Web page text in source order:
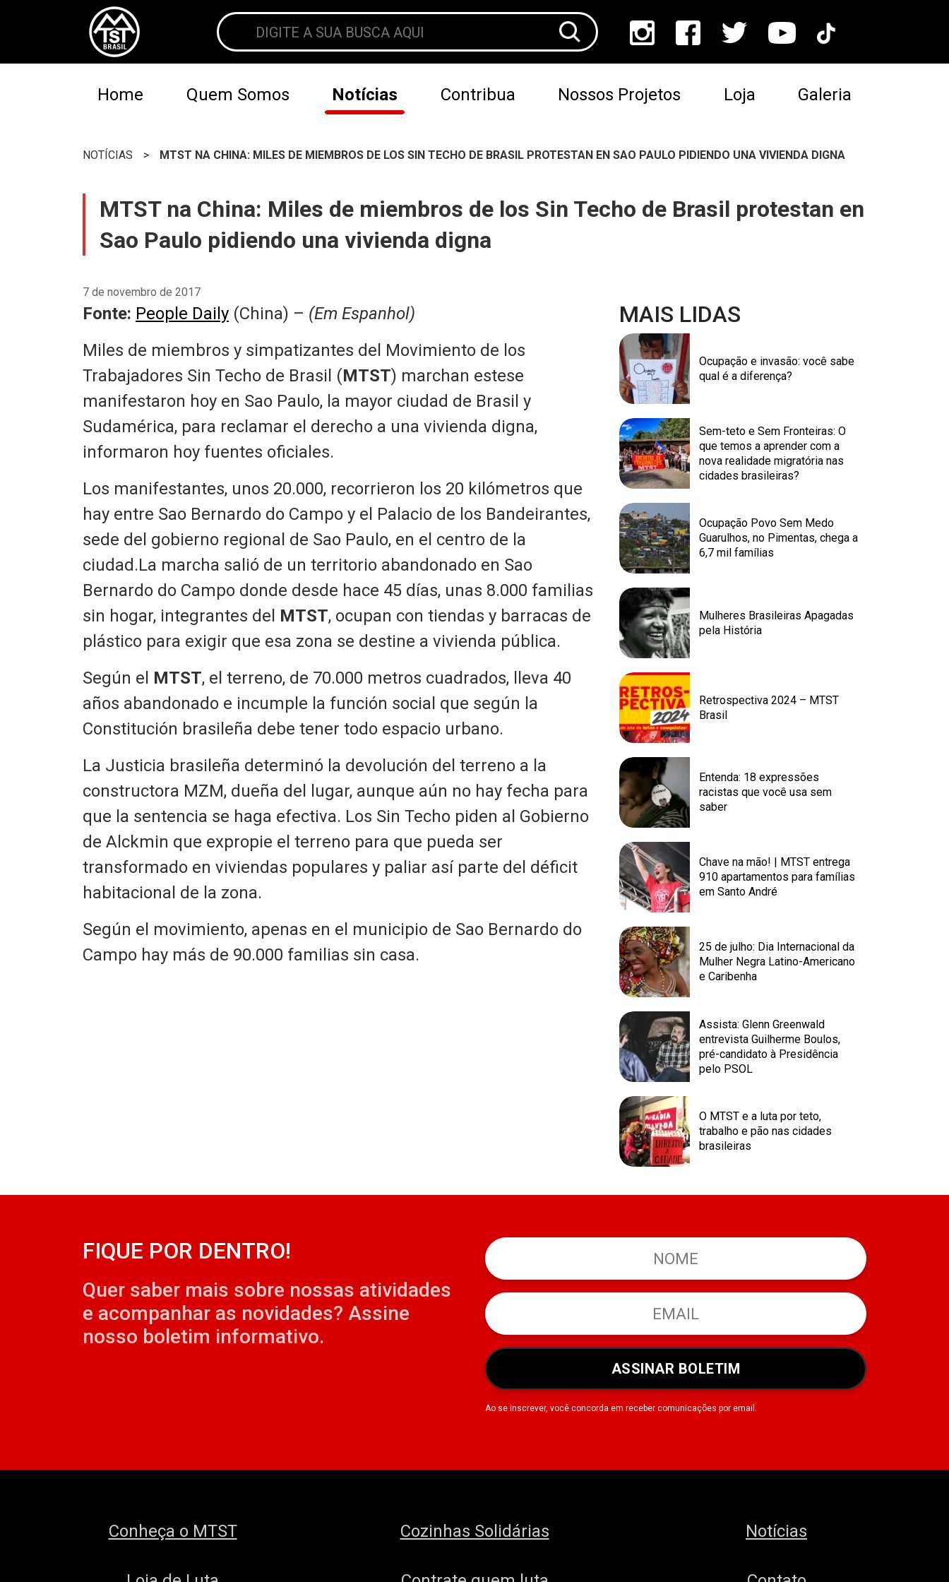
Home Quem Somos Notícias Contribua Nossos Projetos Loja Galeria
NOTÍCIAS > MTST NA CHINA: MILES DE MIEMBROS DE LOS SIN TECHO DE BRASIL PROTESTAN EN SAO PAULO PIDIENDO UNA VIVIENDA DIGNA
MTST na China: Miles de miembros de los Sin Techo de Brasil protestan en
Sao Paulo pidiendo una vivienda digna
7 de novembro de 2017
Fonte: People Daily (China) – (Em Espanhol)
Miles de miembros y simpatizantes del Movimiento de los
Trabajadores Sin Techo de Brasil (MTST) marchan estese
manifestaron hoy en Sao Paulo, la mayor ciudad de Brasil y
Sudamérica, para reclamar el derecho a una vivienda digna,
informaron hoy fuentes oficiales.
Los manifestantes, unos 20.000, recorrieron los 20 kilómetros que
hay entre Sao Bernardo do Campo y el Palacio de los Bandeirantes,
sede del gobierno regional de Sao Paulo, en el centro de la
ciudad.La marcha salió de un territorio abandonado en Sao
Bernardo do Campo donde desde hace 45 días, unas 8.000 familias
sin hogar, integrantes del MTST, ocupan con tiendas y barracas de
plástico para exigir que esa zona se destine a vivienda pública.
Según el MTST, el terreno, de 70.000 metros cuadrados, lleva 40
años abandonado e incumple la función social que según la
Constitución brasileña debe tener todo espacio urbano.
La Justicia brasileña determinó la devolución del terreno a la
constructora MZM, dueña del lugar, aunque aún no hay fecha para
que la sentencia se haga efectiva. Los Sin Techo piden al Gobierno
de Alckmin que expropie el terreno para que pueda ser
transformado en viviendas populares y paliar así parte del déficit
habitacional de la zona.
Según el movimiento, apenas en el municipio de Sao Bernardo do
Campo hay más de 90.000 familias sin casa.
MAIS LIDAS
Ocupação e invasão: você sabe
qual é a diferença?
Sem-teto e Sem Fronteiras: O
que temos a aprender com a
nova realidade migratória nas
cidades brasileiras?
Ocupação Povo Sem Medo
Guarulhos, no Pimentas, chega a
6,7 mil famílias
Mulheres Brasileiras Apagadas
pela História
Retrospectiva 2024 – MTST
Brasil
Entenda: 18 expressões
racistas que você usa sem
saber
Chave na mão! | MTST entrega
910 apartamentos para famílias
em Santo André
25 de julho: Dia Internacional da
Mulher Negra Latino-Americano
e Caribenha
Assista: Glenn Greenwald
entrevista Guilherme Boulos,
pré-candidato à Presidência
pelo PSOL
O MTST e a luta por teto,
trabalho e pão nas cidades
brasileiras
FIQUE POR DENTRO!
Quer saber mais sobre nossas atividades
e acompanhar as novidades? Assine
nosso boletim informativo.
ASSINAR BOLETIM
Ao se inscrever, você concorda em receber comunicações por email.
Conheça o MTST Cozinhas Solidárias Notícias